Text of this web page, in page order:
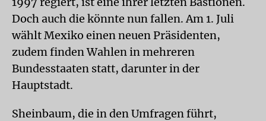
Doch auch die könnte nun fallen. Am 1. Juli
wählt Mexiko einen neuen Präsidenten,
zudem finden Wahlen in mehreren
Bundesstaaten statt, darunter in der
Hauptstadt.
Sheinbaum, die in den Umfragen führt,